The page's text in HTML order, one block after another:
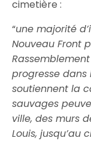
cimetière :
“une majorité
Nouveau Front
progresse dans
soutiennent la
sauvages
ville, des murs
Louis, jusqu’au